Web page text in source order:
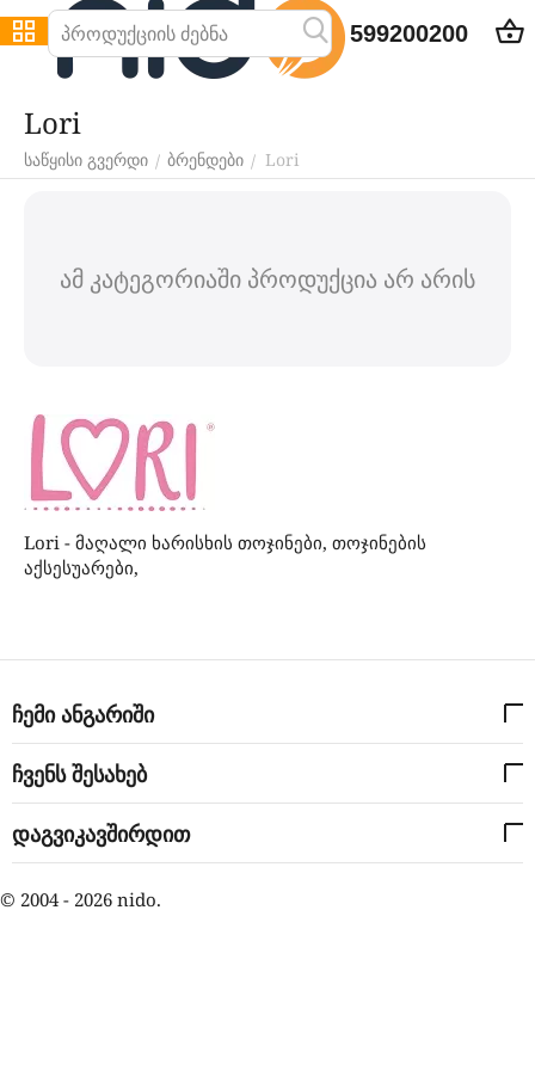
599200200
Lori
საწყისი გვერდი / ბრენდები / Lori
Lori - მაღალი ხარისხის თოჯინები, თოჯინების
აქსესუარები,
ამ კატეგორიაში პროდუქცია არ არის
ჩემი ანგარიში
ჩვენს შესახებ
დაგვიკავშირდით
© 2004 - 2026 nido.